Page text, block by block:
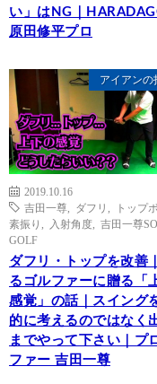
い」はNG｜
原田修平プロ
アイアンの
2019.10.16
吉田一尊
ダフリ トップ
素振り
入射角度
吉田一尊
GOLF
ダフリ・トップを改善
るゴルファーに贈る「
感覚」の話｜スイング
的に考えるのではなく
までやって下さい｜プ
ファー 吉田一尊